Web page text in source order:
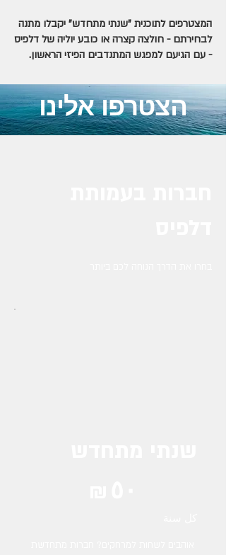
המצטרפים לתוכנית "שנתי מתחדש" יקבלו מתנה
לבחירתם - חולצה קצרה או כובע יוליה של דלפיס
- עם הגיעם למפגש המתנדבים הפיזי הראשון.
הצטרפו אלינו